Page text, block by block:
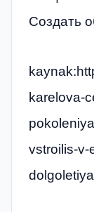
Создать
karelova-
vstroilis-v-
dolgoletiya